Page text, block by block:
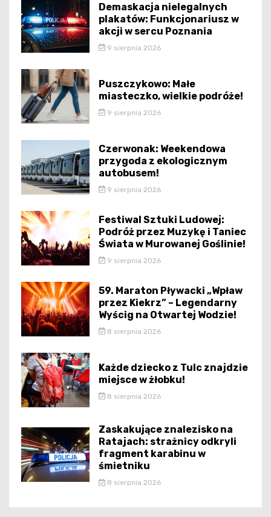
Demaskacja nielegalnych
plakatów: Funkcjonariusz w
akcji w sercu Poznania
9 sierpnia 2026
Puszczykowo: Małe
miasteczko, wielkie podróże!
9 sierpnia 2026
Czerwonak: Weekendowa
przygoda z ekologicznym
autobusem!
9 sierpnia 2026
Festiwal Sztuki Ludowej:
Podróż przez Muzykę i Taniec
Świata w Murowanej Goślinie!
9 sierpnia 2026
59. Maraton Pływacki „Wpław
przez Kiekrz” – Legendarny
Wyścig na Otwartej Wodzie!
8 sierpnia 2026
Każde dziecko z Tulc znajdzie
miejsce w żłobku!
8 sierpnia 2026
Zaskakujące znalezisko na
Ratajach: strażnicy odkryli
fragment karabinu w
śmietniku
8 sierpnia 2026